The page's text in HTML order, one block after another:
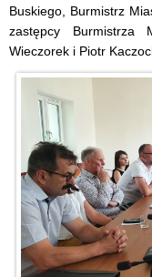
Buskiego, Burmistrz
zastępcy Burmistrza
Wieczorek i Piotr